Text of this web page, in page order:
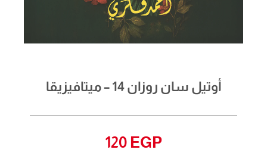
أوتيل سان روزان 14 – ميتافيزيقا
120 EGP